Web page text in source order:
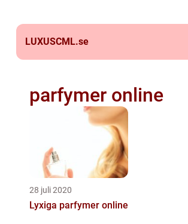
LUXUSCML.se
parfymer online
28 juli 2020
Lyxiga parfymer online